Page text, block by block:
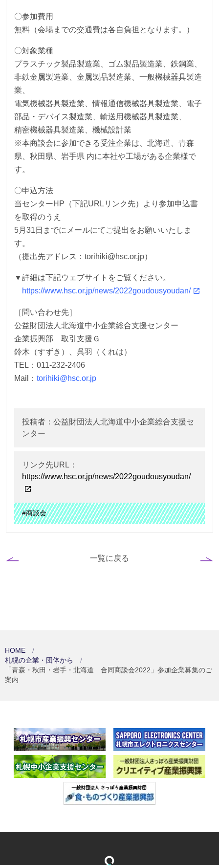
〇参加費用
無料（会場までの交通費は各自負担となります。）
〇対象業種
プラスチック製品製造業、ゴム製品製造業、鉄鋼業、
非鉄金属製造業、金属製品製造業、一般機械器具製造
業、
電気機械器具製造業、情報通信機械器具製造業、電子
部品・デバイス製造業、輸送用機械器具製造業、
精密機械器具製造業、機械設計業
※本商談会に参加できる受注企業は、北海道、青森
県、秋田県、岩手県 内に本社や工場がある企業様で
す。
〇申込方法
当センターHP（下記URLリンク先）より参加申込書
を取得のうえ
5月31日までにメールにてご提出をお願いいたしま
す。
（提出先アドレス：torihiki@hsc.or.jp）
▼詳細は下記ウェブサイトをご覧ください。
https://www.hsc.or.jp/news/2022goudousyoudan/
［問い合わせ先］
公益財団法人北海道中小企業総合支援センター
企業振興部 取引支援Ｇ
鈴木（すずき）、呉羽（くれは）
TEL：011-232-2406
Mail： torihiki@hsc.or.jp
投稿者：公益財団法人北海道中小企業総合支援セ
ンター
リンク先URL：
https://www.hsc.or.jp/news/2022goudousyoudan/
#商談会
一覧に戻る
HOME
札幌の企業・団体から
「青森・秋田・岩手・北海道 合同商談会2022」参加企業募集のご
案内